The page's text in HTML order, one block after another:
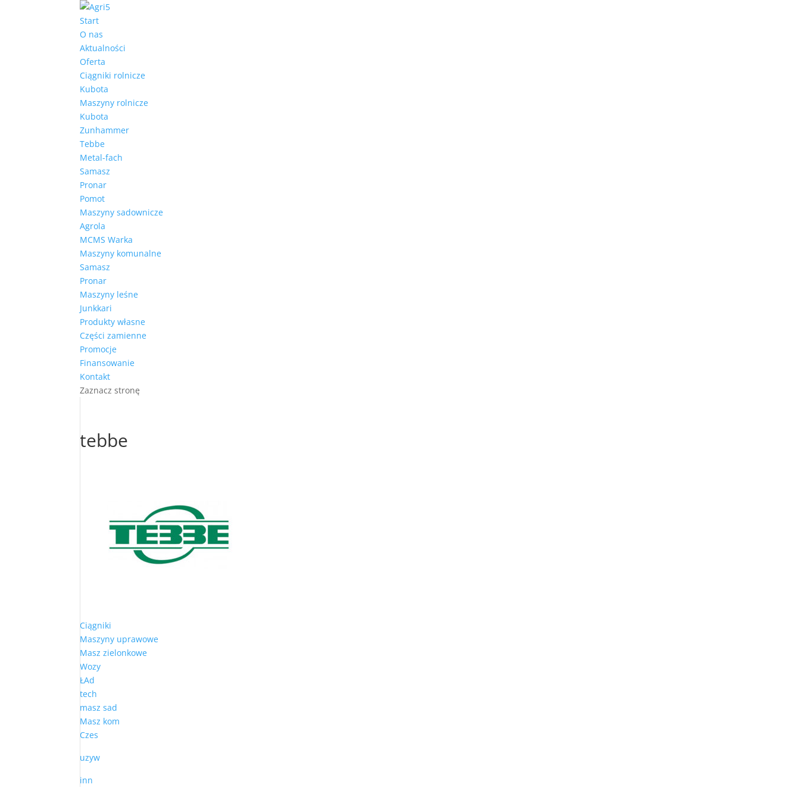
Start
O nas
Aktualności
Oferta
Ciągniki rolnicze
Kubota
Maszyny rolnicze
Kubota
Zunhammer
Tebbe
Metal-fach
Samasz
Pronar
Pomot
Maszyny sadownicze
Agrola
MCMS Warka
Maszyny komunalne
Samasz
Pronar
Maszyny leśne
Junkkari
Produkty własne
Części zamienne
Promocje
Finansowanie
Kontakt
Zaznacz stronę
tebbe
Ciągniki
Maszyny uprawowe
Masz zielonkowe
Wozy
ŁAd
tech
masz sad
Masz kom
Czes
uzyw
inn